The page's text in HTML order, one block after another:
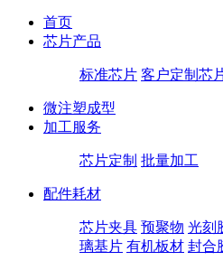
首页
芯片产品
标准芯片 客户定制芯
微注塑成型
加工服务
芯片定制 批量加工
配件耗材
芯片夹具 预聚物 光刻
璃基片 有机板材 封合